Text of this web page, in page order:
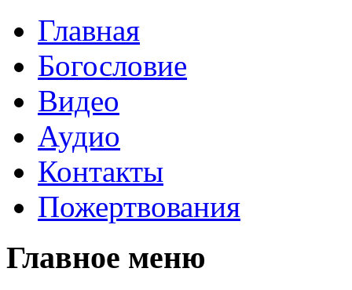
Главная
Богословие
Видео
Аудио
Контакты
Пожертвования
Главное меню